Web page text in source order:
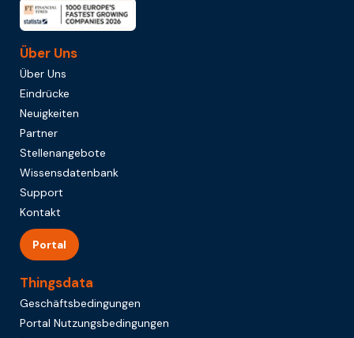
Über Uns
Über Uns
Eindrücke
Neuigkeiten
Partner
Stellenangebote
Wissensdatenbank
Support
Kontakt
Portal
Thingsdata
Geschäftsbedingungen
Portal Nutzungsbedingungen